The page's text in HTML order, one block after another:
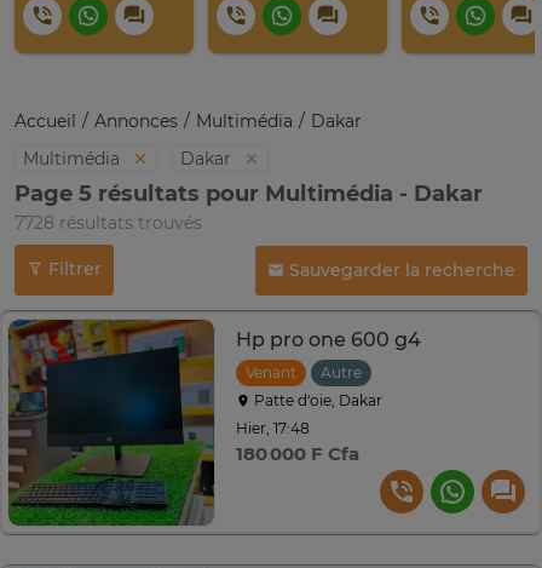
Accueil Annonces Multimédia
Dakar
Multimédia
Dakar
Page 5 résultats pour Multimédia - Dakar
7728 résultats trouvés
Filtrer Sauvegarder la recherche
Hp pro one 600 g4
Venant
Autre
Patte d‘oie, Dakar
Hier, 17:48
180 000 F Cfa